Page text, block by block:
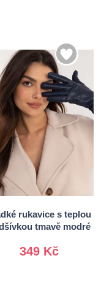
rukavice s teplou
tmavě modré
349 Kč
S/M
L/XL